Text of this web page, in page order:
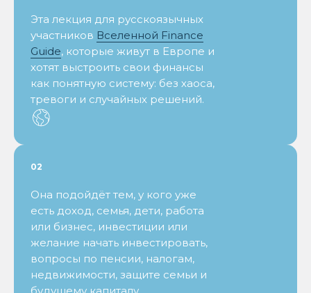
Эта лекция для русскоязычных
участников Вселенной Finance
Guide, которые живут в Европе и
хотят выстроить свои финансы
как понятную систему: без хаоса,
тревоги и случайных решений.
02
Она подойдёт тем, у кого уже
есть доход, семья, дети, работа
или бизнес, инвестиции или
желание начать инвестировать,
вопросы по пенсии, налогам,
недвижимости, защите семьи и
ФИНАНСОВАЯ ГРАМОТНОСТЬ
нужна не для того, чтобы всё
время думать о деньгах, а для
того, чтобы наконец перестать